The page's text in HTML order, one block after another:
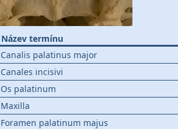
Název termínu
Canalis palatinus major
Canales incisivi
Os palatinum
Maxilla
Foramen palatinum majus